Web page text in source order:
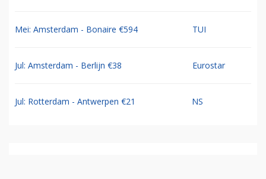
Mei: Amsterdam - Bonaire €594 TUI
Jul: Amsterdam - Berlijn €38 Eurostar
Jul: Rotterdam - Antwerpen €21 NS